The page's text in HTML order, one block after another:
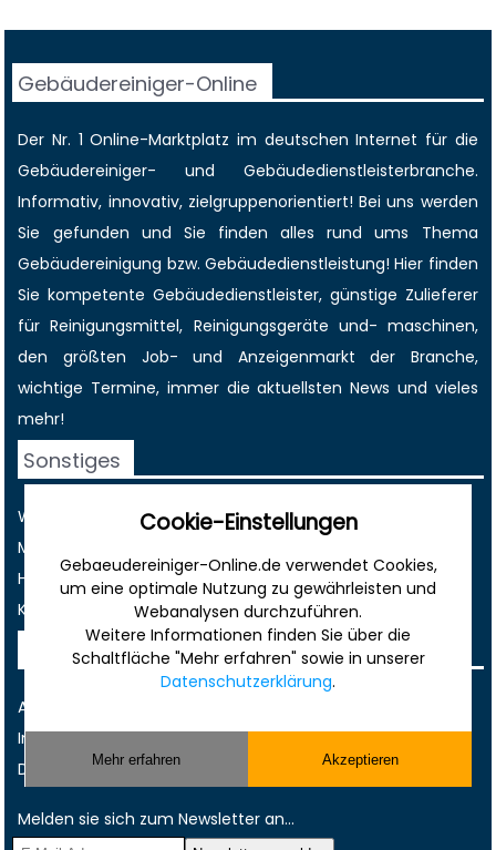
Gebäudereiniger-Online
Der Nr. 1 Online-Marktplatz im deutschen Internet für die
Gebäudereiniger- und Gebäudedienstleisterbranche.
Informativ, innovativ, zielgruppenorientiert! Bei uns werden
Sie gefunden und Sie finden alles rund ums Thema
Gebäudereinigung bzw. Gebäudedienstleistung! Hier finden
Sie kompetente Gebäudedienstleister, günstige Zulieferer
für Reinigungsmittel, Reinigungsgeräte und- maschinen,
den größten Job- und Anzeigenmarkt der Branche,
wichtige Termine, immer dieaktuellsten News und vieles
mehr!
Sonstiges
Werbung
Musterverträge und Vorlagen
Hilfe
Kontakt
Rechtliches
AGB
Impressum
Datenschutz
Melden sie sich zum Newsletter an...
Cookie-Einstellungen
Gebaeudereiniger-Online.de verwendet Cookies,
um eine optimale Nutzung zu gewährleisten und
Webanalysen durchzuführen.
Weitere Informationen finden Sie über die
Schaltfläche "Mehr erfahren" sowie in unserer
Datenschutzerklärung.
Mehr erfahren Akzeptieren